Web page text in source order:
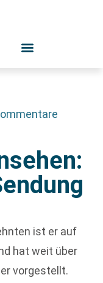
ist er auf
hat weit über
vorgestellt.